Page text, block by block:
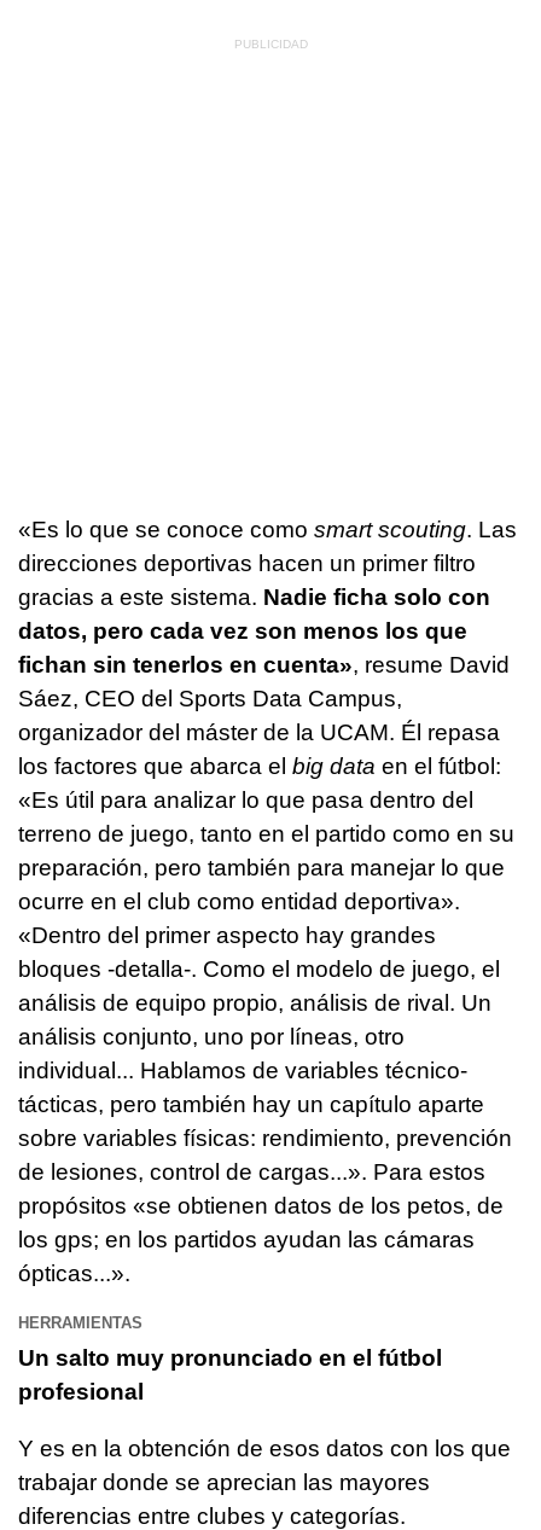
«Es lo que se conoce como smart scouting. Las
direcciones deportivas hacen un primer filtro
gracias a este sistema. Nadie ficha solo con
datos, pero cada vez son menos los que
fichan sin tenerlos en cuenta», resume David
Sáez, CEO del Sports Data Campus,
organizador del máster de la UCAM. Él repasa
los factores que abarca el big data en el fútbol:
«Es útil para analizar lo que pasa dentro del
terreno de juego, tanto en el partido como en su
preparación, pero también para manejar lo que
ocurre en el club como entidad deportiva».
«Dentro del primer aspecto hay grandes
bloques -detalla-. Como el modelo de juego, el
análisis de equipo propio, análisis de rival. Un
análisis conjunto, uno por líneas, otro
individual... Hablamos de variables técnico-
tácticas, pero también hay un capítulo aparte
sobre variables físicas: rendimiento, prevención
de lesiones, control de cargas...». Para estos
propósitos «se obtienen datos de los petos, de
los gps; en los partidos ayudan las cámaras
ópticas...».
HERRAMIENTAS
Un salto muy pronunciado en el fútbol
profesional
Y es en la obtención de esos datos con los que
trabajar donde se aprecian las mayores
diferencias entre clubes y categorías.